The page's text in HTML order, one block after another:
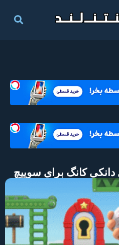
کانگ برای سوییچ